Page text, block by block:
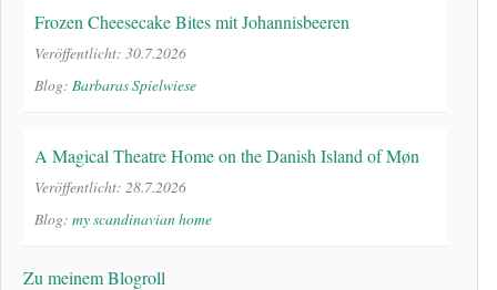
Frozen Cheesecake Bites mit Johannisbeeren
Veröffentlicht: 30.7.2026
Blog: Barbaras Spielwiese
A Magical Theatre Home on the Danish Island of Møn
Veröffentlicht: 28.7.2026
Blog: my scandinavian home
Zu meinem Blogroll